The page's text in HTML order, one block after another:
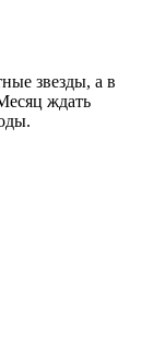
звезды, а в
ждать